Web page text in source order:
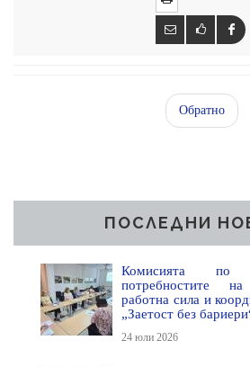
Обратно
ПОСЛЕДНИ
Комисията по
потребностите
работна сила и
„Заетост без
24 юли 2026